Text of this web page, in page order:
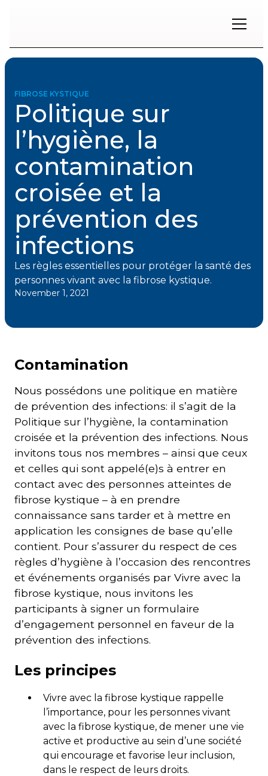
FIBROSE KYSTIQUE
Politique sur
l’hygiène, la
contamination
croisée et la
prévention des
infections
Les règles essentielles pour protéger la santé des
personnes vivant avec la fibrose kystique.
November 1, 2021
Contamination
Nous possédons une politique en matière
de prévention des infections: il s’agit de la
Politique sur l’hygiène, la contamination
croisée et la prévention des infections. Nous
invitons tous nos membres – ainsi que ceux
et celles qui sont appelé(e)s à entrer en
contact avec des personnes atteintes de
fibrose kystique – à en prendre
connaissance sans tarder et à mettre en
application les consignes de base qu’elle
contient. Pour s’assurer du respect de ces
règles d’hygiène à l’occasion des rencontres
et événements organisés par Vivre avec la
fibrose kystique, nous invitons les
participants à signer un formulaire
d’engagement personnel en faveur de la
prévention des infections.
Les principes
Vivre avec la fibrose kystique rappelle
l’importance, pour les personnes vivant
avec la fibrose kystique, de mener une vie
active et productive au sein d’une société
qui encourage et favorise leur inclusion,
dans le respect de leurs droits.
Restons
en
contact
Inscrivez-
vous
pour
à
l'affût
des
nouveautés.
Prénom
FK
*
M'inscrire